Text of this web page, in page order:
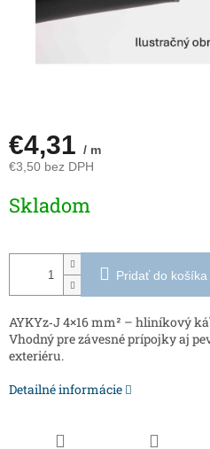
€4,31 / m
€3,50 bez DPH
cena:
Skladom
Pridať do košíka
AYKYz‑J 4×16 mm² – hliníkový
Vhodný pre závesné prípojky aj
exteriéru.
Detailné informácie